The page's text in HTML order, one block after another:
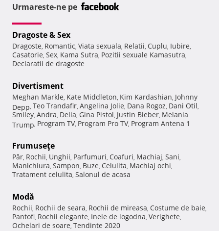
Urmareste-ne pe
Dragoste & Sex
Dragoste, Romantic, Viata sexuala, Relatii, Cuplu, Iubire,
Casatorie, Sex, Kama Sutra, Pozitii sexuale Kamasutra,
Declaratii de dragoste
Divertisment
Meghan Markle, Kate Middleton, Kim Kardashian, Johnny
Depp, Teo Trandafir, Angelina Jolie, Dana Rogoz, Dani Otil,
Smiley, Andra, Delia, Gina Pistol, Justin Bieber, Melania
Trump, Program TV, Program Pro TV, Program Antena 1
Frumuseţe
Păr, Rochii, Unghii, Parfumuri, Coafuri, Machiaj, Sani,
Manichiura, Sampon, Buze, Celulita, Machiaj ochi,
Tratament celulita, Salonul de acasa
Modă
Rochii, Rochii de seara, Rochii de mireasa, Costume de baie,
Pantofi, Rochii elegante, Inele de logodna, Verighete,
Ochelari de soare, Tendinte 2020